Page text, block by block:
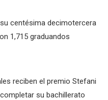
centésima decimotercera
1,715 graduandos
reciben el premio Stefani
su bachillerato